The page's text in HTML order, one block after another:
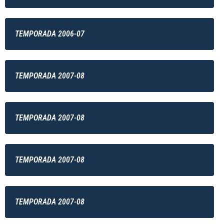
TEMPORADA 2006-07
TEMPORADA 2007-08
TEMPORADA 2007-08
TEMPORADA 2007-08
TEMPORADA 2007-08